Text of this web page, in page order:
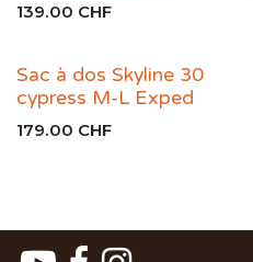
139.00 CHF
Sac à dos Skyline 30
cypress M-L Exped
179.00 CHF